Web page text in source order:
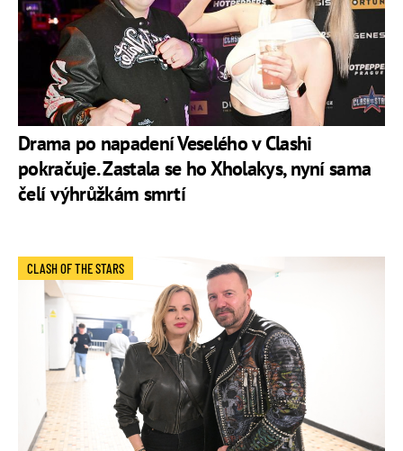
Drama po napadení Veselého v Clashi
pokračuje. Zastala se ho Xholakys, nyní sama
čelí výhrůžkám smrtí
CLASH OF THE STARS